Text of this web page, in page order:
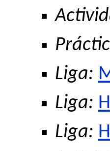
Liga:
Liga:
Liga: